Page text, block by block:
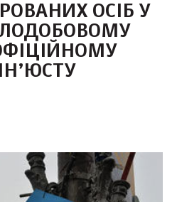
ОСІБ У